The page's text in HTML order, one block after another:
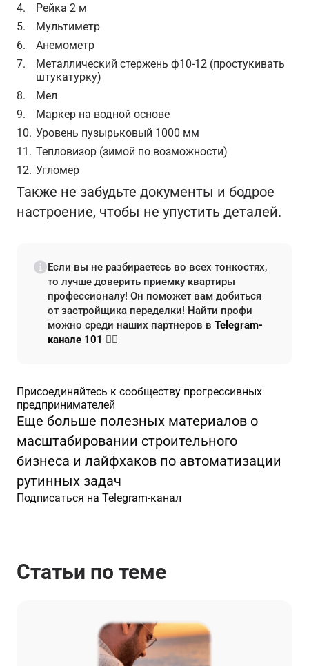
Рейка 2 м
Мультиметр
Анемометр
Металлический стержень ф10-12 (простукивать
штукатурку)
Мел
Маркер на водной основе
Уровень пузырьковый 1000 мм
Тепловизор (зимой по возможности)
Угломер
Также не забудьте документы и бодрое
настроение, чтобы не упустить деталей.
Если вы не разбираетесь во всех тонкостях,
то лучше доверить приемку квартиры
профессионалу! Он поможет вам добиться
от застройщика переделки! Найти профи
можно среди наших партнеров в Telegram-
канале 101 👇🏻
Присоединяйтесь к сообществу прогрессивных
предпринимателей
Еще больше полезных материалов о
масштабировании строительного
бизнеса и лайфхаков по автоматизации
рутинных задач
Подписаться на Telegram-канал
Статьи по теме